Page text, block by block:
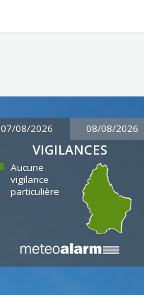
07/08/2026 08/08/2026
VIGILANCES
Aucune
vigilance
particulière